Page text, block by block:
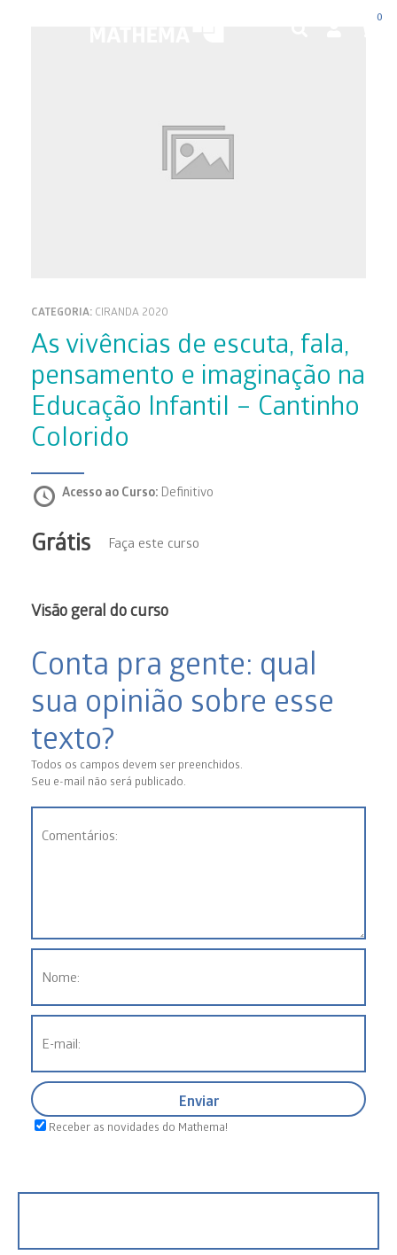
0
CATEGORIA: CIRANDA 2020
As vivências de escuta, fala,
pensamento e imaginação na
Educação Infantil – Cantinho
Colorido
Acesso ao Curso: Definitivo
Grátis Faça este curso
Visão geral do curso
Conta pra gente: qual
sua opinião sobre esse
texto?
Todos os campos devem ser preenchidos.
Seu e-mail não será publicado.
Receber as novidades do Mathema!
Pesquisar